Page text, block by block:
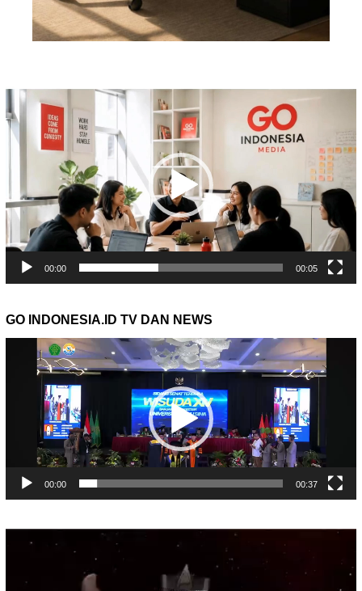
Pemutar
Video
00:00 00:05
GO INDONESIA.ID TV DAN NEWS
Pemutar
00:00 00:37